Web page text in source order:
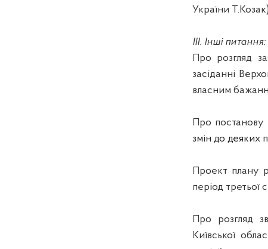
України
ІІІ. Інші питання:
Про розгляд
засіданні
власним
Про постанову
змін до деяких
Проект плану
період третьої
Про розгляд
Київської